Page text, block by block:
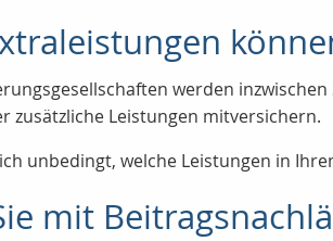
werden
zusätzliche Leistungen mitversichern.
unbedingt, welche Leistungen in
mit